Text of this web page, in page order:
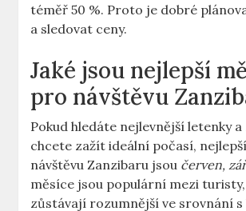
téměř 50 %. Proto je dobré
a sledovat ceny.
Jaké jsou nejlepší
pro návštěvu
Pokud hledáte nejlevnější letenky
chcete zažít ideální počasí,
návštěvu Zanzibaru jsou červen,
měsíce jsou populární mezi
zůstávají rozumnější ve srovnání s